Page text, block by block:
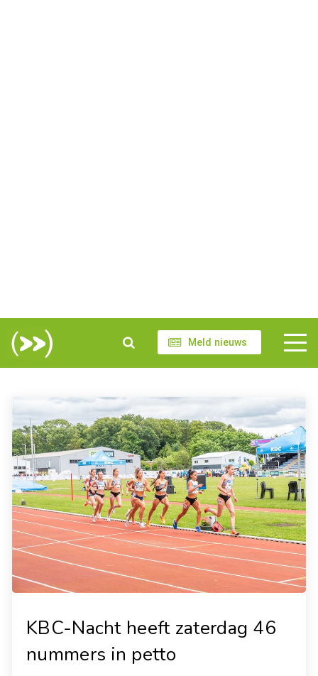
Meld nieuws
KBC-Nacht heeft zaterdag 46
nummers in petto